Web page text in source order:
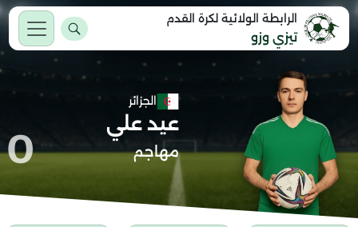
الرابطة الولائية لكرة القدم
تيزي وزو
الجزائر
عيد علي
مهاجم 0